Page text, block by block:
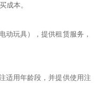
成本。
动玩具），提供租赁服务，
适用年龄段，并提供使用注